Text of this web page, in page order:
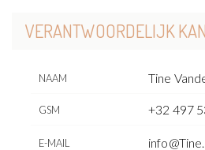
VERANTWOORDELIJK
NAAM Tine
GSM +32 497
E-MAIL